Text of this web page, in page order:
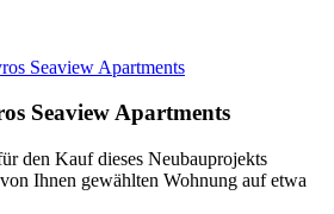
Seaview Apartments
Seaview Apartments
den Kauf dieses Neubauprojekts
Ihnen gewählten Wohnung auf etwa